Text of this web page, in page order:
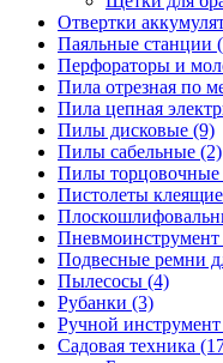
Отвертки
Паяльные станции
Перфораторы и
Пила отрезная по
Пила цепная
Пилы дисковые (9)
Пилы сабельные (2)
Пилы торцовочные
Пистолеты
Пневмоинструмент
Подвесные ремни
Пылесосы (4)
Рубанки (3)
Ручной инструмент
Садовая техника